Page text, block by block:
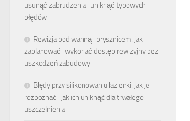
usunąć zabrudzenia i uniknąć typowych
błędów
Rewizja pod wanną i prysznicem: jak
zaplanować i wykonać dostęp rewizyjny bez
uszkodzeń zabudowy
Błędy przy silikonowaniu łazienki: jak je
rozpoznać i jak ich uniknąć dla trwałego
uszczelnienia